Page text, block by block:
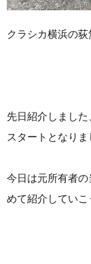
クラシカ横浜の荻
先日紹介しまし
スタートとなりま
今日は元所有者
めて紹介していこ